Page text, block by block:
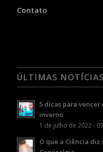
Contato
ÚLTIMAS NOTÍCIAS
5 dicas para
inverno
1 de julho de 2022 -
O que a Ciência